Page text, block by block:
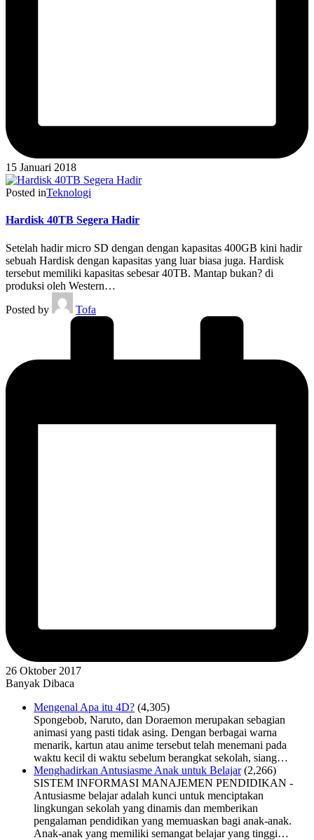
15 Januari 2018
Posted inTeknologi
Hardisk 40TB Segera Hadir
Setelah hadir micro SD dengan dengan kapasitas 400GB kini hadir
sebuah Hardisk dengan kapasitas yang luar biasa juga. Hardisk
tersebut memiliki kapasitas sebesar 40TB. Mantap bukan? di
produksi oleh Western…
Posted by
Tofa
26 Oktober 2017
Banyak Dibaca
Mengenal Apa itu 4D? (4,305)
Spongebob, Naruto, dan Doraemon merupakan sebagian
animasi yang pasti tidak asing. Dengan berbagai warna
menarik, kartun atau anime tersebut telah menemani pada
waktu kecil di waktu sebelum berangkat sekolah, siang…
Menghadirkan Antusiasme Anak untuk Belajar (2,266)
SISTEM INFORMASI MANAJEMEN PENDIDIKAN -
Antusiasme belajar adalah kunci untuk menciptakan
lingkungan sekolah yang dinamis dan memberikan
pengalaman pendidikan yang memuaskan bagi anak-anak.
Anak-anak yang memiliki semangat belajar yang tinggi…